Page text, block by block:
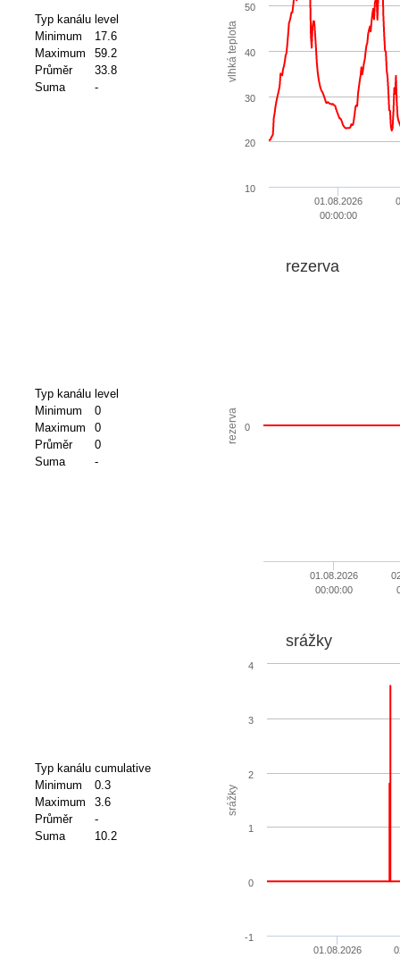
Typ kanálu level
Minimum
17.6
Maximum
59.2
Průměr
33.8
Suma
-
vlhká teplota
01.08.2026
00:00:00
10
20
30
40
50
Typ kanálu level
Minimum
0
Maximum
0
Průměr
0
Suma
-
rezerva
rezerva
01.08.2026
00:00:00
0
Typ kanálu cumulative
Minimum
0.3
Maximum
3.6
Průměr
-
Suma
10.2
srážky
srážky
01.08.2026
-1
0
1
2
3
4